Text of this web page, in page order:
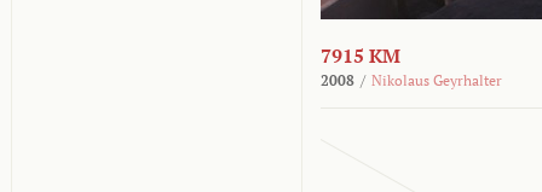
7915 KM
2008 / Nikolaus Geyrhalter